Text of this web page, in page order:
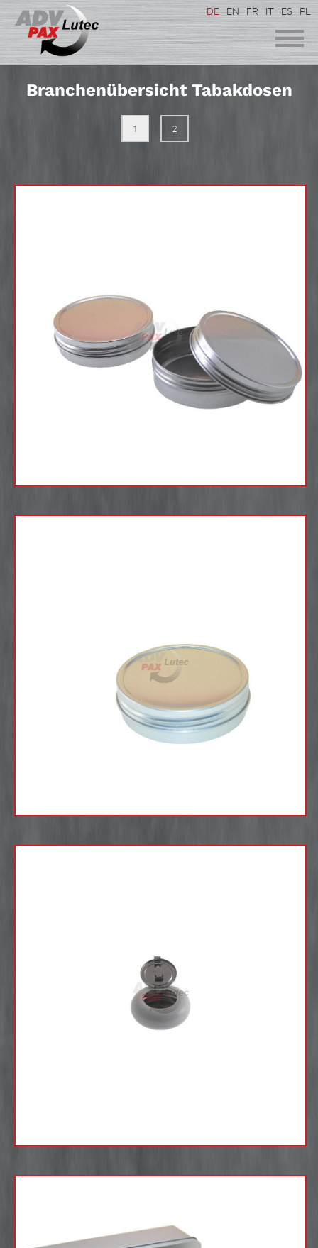
DE EN FR IT ES PL
Branchenübersicht Tabakdosen
1 2